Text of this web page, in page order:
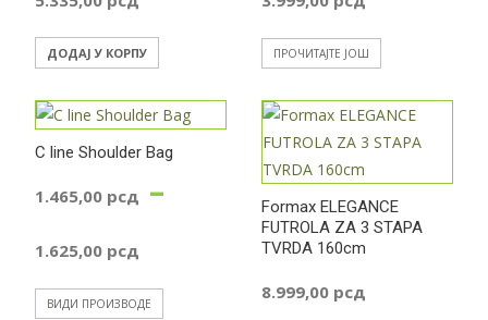
ДОДАЈ У КОРПУ ПРОЧИТАЈТЕ ЈОШ
C line Shoulder Bag
1.465,00 рсд –
1.625,00 рсд
цена:
ВИДИ ПРОИЗВОДЕ
Formax ELEGANCE
FUTROLA ZA 3 STAPA
TVRDA 160cm
8.999,00 рсд